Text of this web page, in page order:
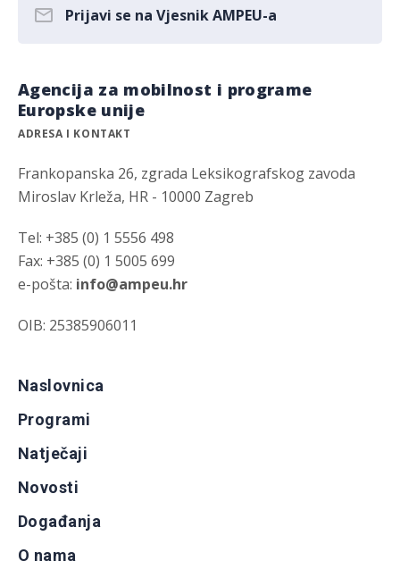
Prijavi se na Vjesnik AMPEU-a
Agencija za mobilnost i programe
Europske unije
ADRESA I KONTAKT
Frankopanska 26, zgrada Leksikografskog zavoda
Miroslav Krleža, HR - 10000 Zagreb
Tel: +385 (0) 1 5556 498
Fax: +385 (0) 1 5005 699
e-pošta: info@ampeu.hr
OIB: 25385906011
Naslovnica
Programi
Natječaji
Novosti
Događanja
O nama